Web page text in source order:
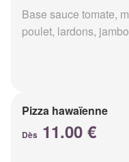
Base sauce tomate,
poulet, lardons,
Pizza hawaïenne
Dès 11.00 €